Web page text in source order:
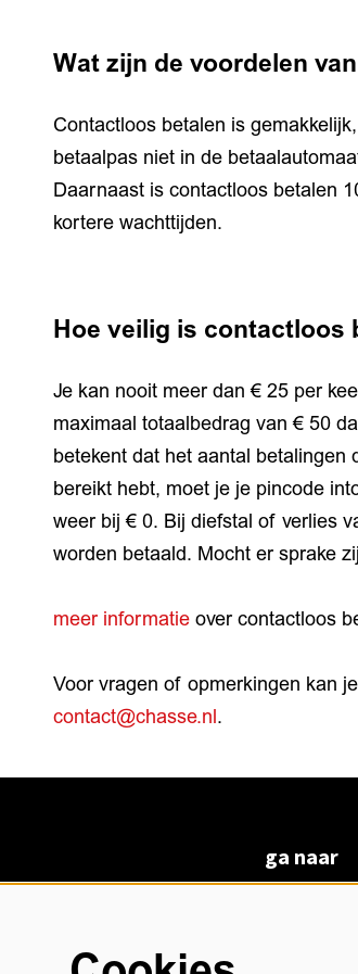
Wat zijn de voordelen
Contactloos betalen is
betaalpas niet in de
Daarnaast is contactloos betalen
kortere wachttijden.
Hoe veilig is contactloos
Je kan nooit meer dan € 25 per
maximaal totaalbedrag van € 50
betekent dat het aantal
bereikt hebt, moet je je pincode
weer bij € 0. Bij diefstal of verlies
worden betaald. Mocht er sprake
meer informatie over contactloos
Voor vragen of opmerkingen kan
contact@chasse.nl.
ga naar